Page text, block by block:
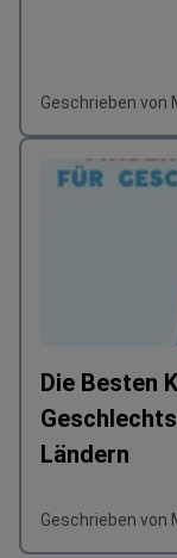
Geschrieben von
Die Besten
Ländern
Geschrieben von